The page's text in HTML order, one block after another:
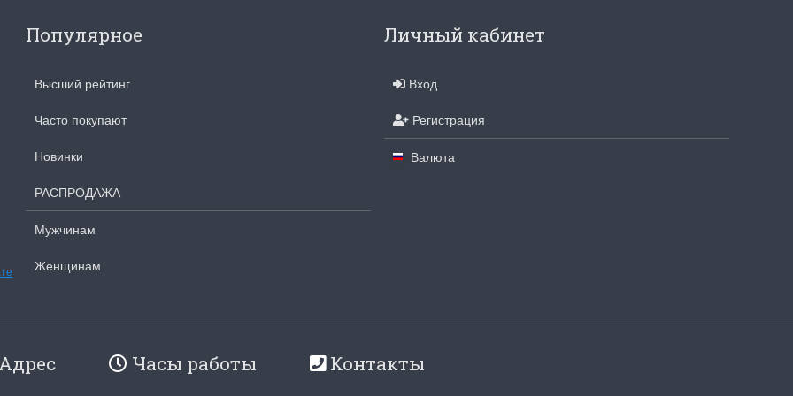
медведь с
набор
хорошая.
2026 14:55
Хороший набор
1 апреля 2026 14:53 1 апреля 2026 14:53
Популярное
Высший рейтинг
Часто покупают
Новинки
РАСПРОДАЖА
Мужчинам
Женщинам
Личный кабинет
Вход
Регистрация
Валюта
Адрес Часы работы Контакты